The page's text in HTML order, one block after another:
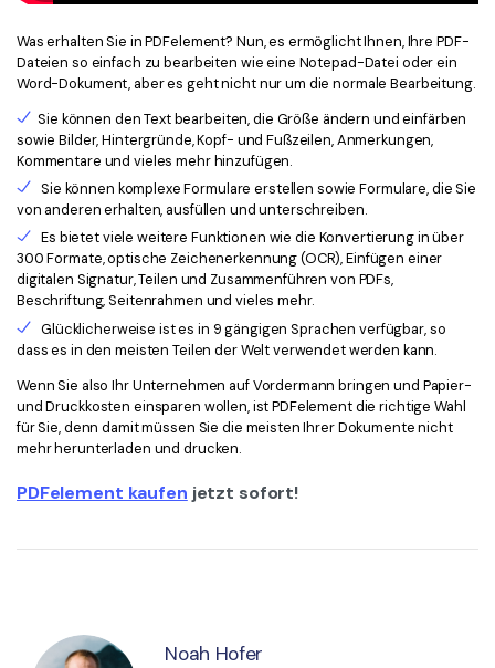
Was erhalten Sie in PDFelement? Nun, es ermöglicht Ihnen, Ihre PDF-
Dateien so einfach zu bearbeiten wie eine Notepad-Datei oder ein
Word-Dokument, aber es geht nicht nur um die normale Bearbeitung.
Sie können den Text bearbeiten, die Größe ändern und einfärben
sowie Bilder, Hintergründe, Kopf- und Fußzeilen, Anmerkungen,
Kommentare und vieles mehr hinzufügen.
Sie können komplexe Formulare erstellen sowie Formulare, die Sie
von anderen erhalten, ausfüllen und unterschreiben.
Es bietet viele weitere Funktionen wie die Konvertierung in über
300 Formate, optische Zeichenerkennung (OCR), Einfügen einer
digitalen Signatur, Teilen und Zusammenführen von PDFs,
Beschriftung, Seitenrahmen und vieles mehr.
Glücklicherweise ist es in 9 gängigen Sprachen verfügbar, so
dass es in den meisten Teilen der Welt verwendet werden kann.
Wenn Sie also Ihr Unternehmen auf Vordermann bringen und Papier-
und Druckkosten einsparen wollen, ist PDFelement die richtige Wahl
für Sie, denn damit müssen Sie die meisten Ihrer Dokumente nicht
mehr herunterladen und drucken.
PDFelement kaufen jetzt sofort!
Noah Hofer